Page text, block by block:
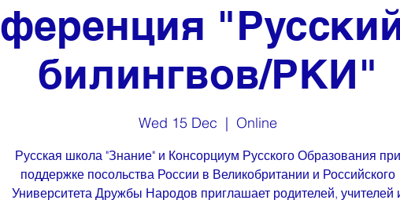
билингвов/РКИ"
Wed 15 Dec
  |
Online
Русская школа "Знание" и Консорциум Русского Образования при
поддержке посольства России в Великобритании и Российского
Университета Дружбы Народов приглашает родителей, учителей